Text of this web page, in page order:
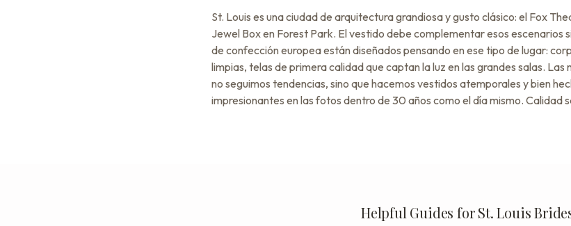
St. Louis es una ciudad de arquitectura grandiosa y gusto clásico: el Fox
Jewel Box en Forest Park. El vestido debe complementar esos escenarios
de confección europea están diseñados pensando en ese tipo de lugar:
limpias, telas de primera calidad que captan la luz en las grandes salas. Las
no seguimos tendencias, sino que hacemos vestidos atemporales y bien
impresionantes en las fotos dentro de 30 años como el día mismo. Calidad
Helpful Guides for St. Louis